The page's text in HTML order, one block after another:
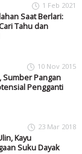
1 Feb 2021
Saat Berlari:
Tahu dan
10 Nov 2015
Sumber Pangan
Pengganti
23 Mar 2018
Kayu
Suku Dayak